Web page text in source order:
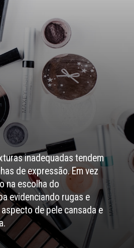
inadequadas tendem
de expressão. Em vez
na escolha do
evidenciando rugas e
de pele cansada e